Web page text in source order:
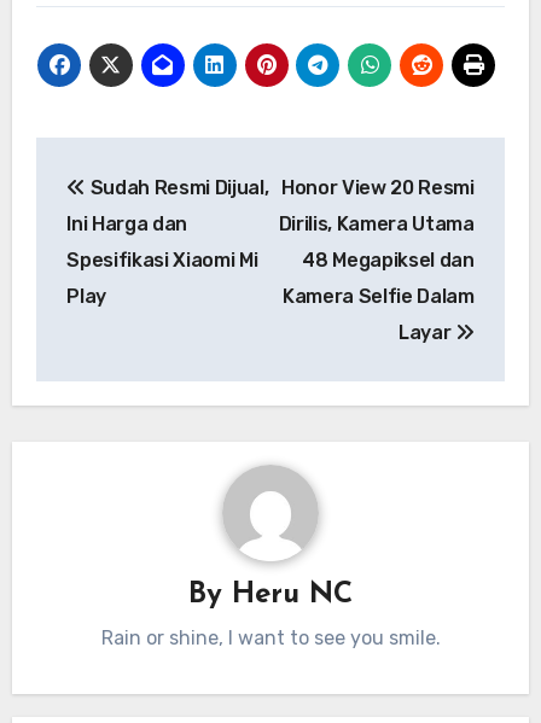
pos
Sudah Resmi Dijual,
Ini Harga dan
Spesifikasi Xiaomi Mi
Play
Honor View 20 Resmi
Dirilis, Kamera Utama
48 Megapiksel dan
Kamera Selfie Dalam
Layar
By Heru NC
Rain or shine, I want to see you smile.